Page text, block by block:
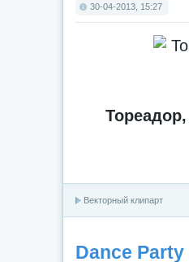
30-04-2013, 15:27
Векторный клипарт
Dance Party